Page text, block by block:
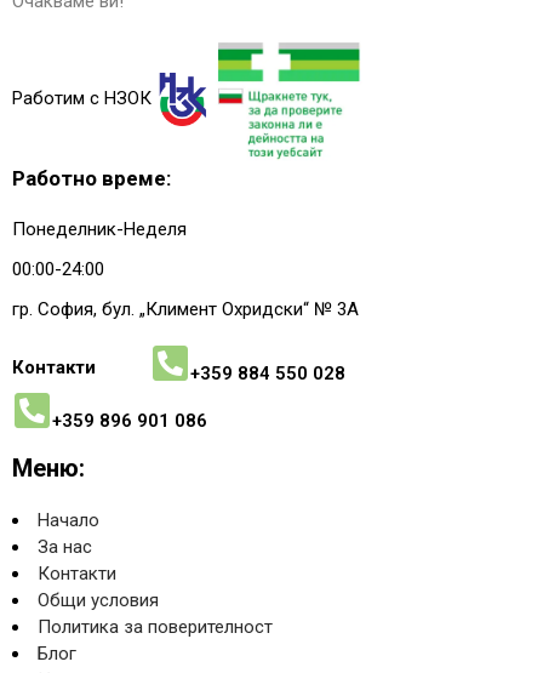
Работим с НЗОК
Работно време:
Понеделник-Неделя
00:00-24:00
гр. София, бул. „Климент Охридски“ № 3A
Контакти +359 884 550 028
+359 896 901 086
Меню:
Начало
За нас
Контакти
Общи условия
Политика за поверителност
Блог